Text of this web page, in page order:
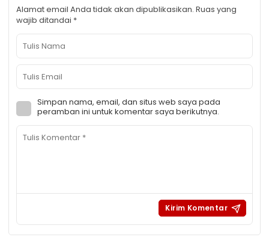
Alamat email Anda tidak akan dipublikasikan. Ruas yang
wajib ditandai *
Simpan nama, email, dan situs web saya pada
peramban ini untuk komentar saya berikutnya.